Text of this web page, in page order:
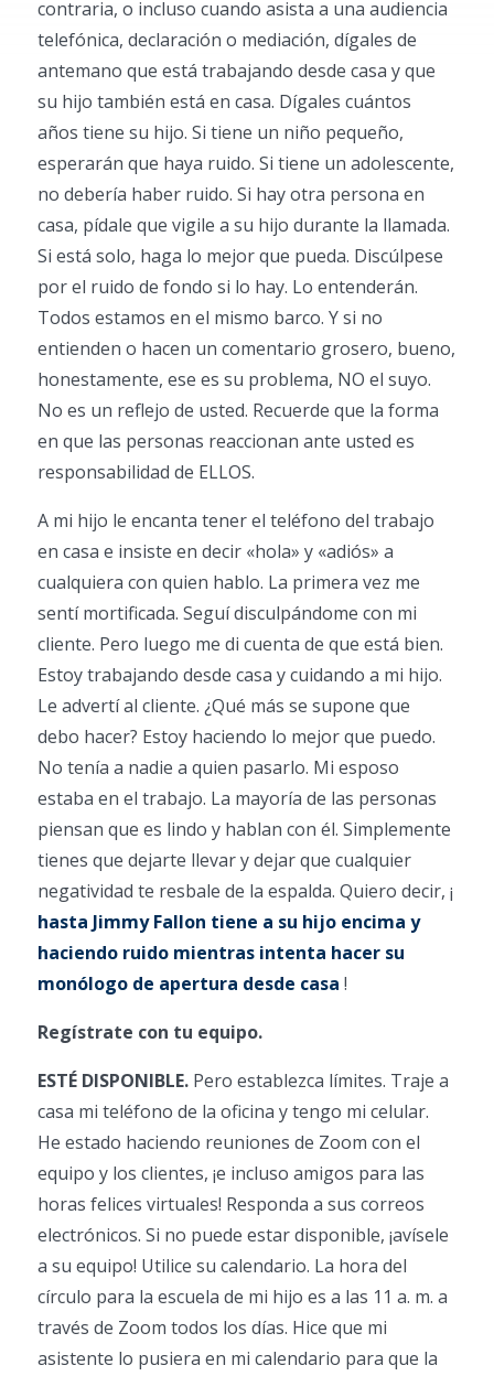
contraria, o incluso cuando asista a una audiencia
telefónica, declaración o mediación, dígales de
antemano que está trabajando desde casa y que
su hijo también está en casa. Dígales cuántos
años tiene su hijo. Si tiene un niño pequeño,
esperarán que haya ruido. Si tiene un adolescente,
no debería haber ruido. Si hay otra persona en
casa, pídale que vigile a su hijo durante la llamada.
Si está solo, haga lo mejor que pueda. Discúlpese
por el ruido de fondo si lo hay. Lo entenderán.
Todos estamos en el mismo barco. Y si no
entienden o hacen un comentario grosero, bueno,
honestamente, ese es su problema, NO el suyo.
No es un reflejo de usted. Recuerde que la forma
en que las personas reaccionan ante usted es
responsabilidad de ELLOS.
A mi hijo le encanta tener el teléfono del trabajo
en casa e insiste en decir «hola» y «adiós» a
cualquiera con quien hablo. La primera vez me
sentí mortificada. Seguí disculpándome con mi
cliente. Pero luego me di cuenta de que está bien.
Estoy trabajando desde casa y cuidando a mi hijo.
Le advertí al cliente. ¿Qué más se supone que
debo hacer? Estoy haciendo lo mejor que puedo.
No tenía a nadie a quien pasarlo. Mi esposo
estaba en el trabajo. La mayoría de las personas
piensan que es lindo y hablan con él. Simplemente
tienes que dejarte llevar y dejar que cualquier
negatividad te resbale de la espalda. Quiero decir, ¡
hasta Jimmy Fallon tiene a su hijo encima y
haciendo ruido mientras intenta hacer su
monólogo de apertura desde casa !
Regístrate con tu equipo.
ESTÉ DISPONIBLE. Pero establezca límites. Traje a
casa mi teléfono de la oficina y tengo mi celular.
He estado haciendo reuniones de Zoom con el
equipo y los clientes, ¡e incluso amigos para las
horas felices virtuales! Responda a sus correos
electrónicos. Si no puede estar disponible, ¡avísele
a su equipo! Utilice su calendario. La hora del
círculo para la escuela de mi hijo es a las 11 a. m. a
través de Zoom todos los días. Hice que mi
asistente lo pusiera en mi calendario para que la